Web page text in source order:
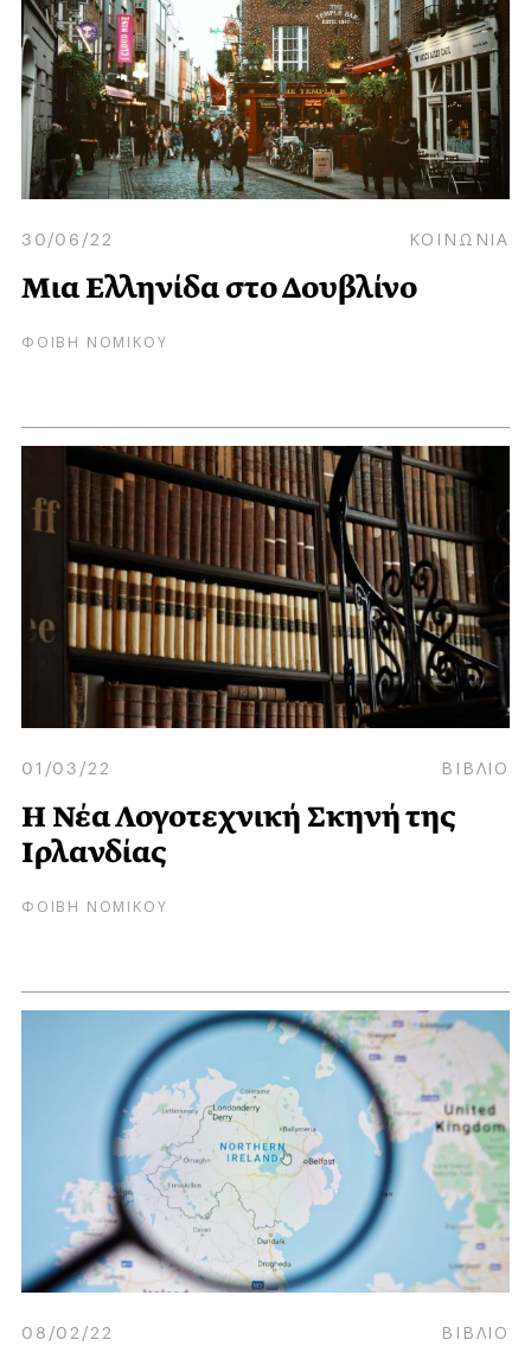
30/06/22 ΚΟΙΝΩΝΙΑ
Μια Ελληνίδα στο Δουβλίνο
ΦΟΙΒΗ ΝΟΜΙΚΟΥ
01/03/22 ΒΙΒΛΙΟ
Η Νέα Λογοτεχνική Σκηνή της
Ιρλανδίας
ΦΟΙΒΗ ΝΟΜΙΚΟΥ
08/02/22 ΒΙΒΛΙΟ